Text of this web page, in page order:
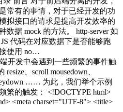
常有的事情，对于已经开发的功
拟接口的请求是提高开发效率的
数据 mock 的方法。 http-server 如
代码在对应数据下是否能够跑
使用 no…
开发中会遇到一些频繁的事件触
、scroll mousedown、
…… 为此，我们举个示例
繁的触发： <!DOCTYPE html>
<meta charset="UTF-8"> <title>